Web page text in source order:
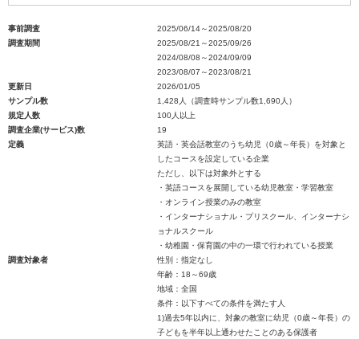
事前調査
2025/06/14～2025/08/20
調査期間
2025/08/21～2025/09/26
2024/08/08～2024/09/09
2023/08/07～2023/08/21
更新日
2026/01/05
サンプル数
1,428人（調査時サンプル数1,690人）
規定人数
100人以上
調査企業(サービス)数
19
定義
英語・英会話教室のうち幼児（0歳～年長）を対象と
したコースを設定している企業
ただし、以下は対象外とする
・英語コースを展開している幼児教室・学習教室
・オンライン授業のみの教室
・インターナショナル・プリスクール、インターナシ
ョナルスクール
・幼稚園・保育園の中の一環で行われている授業
調査対象者
性別：指定なし
年齢：18～69歳
地域：全国
条件：以下すべての条件を満たす人
1)過去5年以内に、対象の教室に幼児（0歳～年長）の
子どもを半年以上通わせたことのある保護者